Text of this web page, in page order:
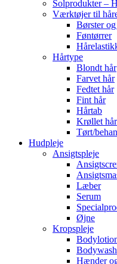
Solprodukter –
Værktøjer til
Børster
Føntørrer
Hårtype
Blondt hår
Farvet hår
Fedtet hår
Fint hår
Hårtab
Krøllet hår
Tørt/
Hudpleje
Ansigtspleje
Læber
Serum
Øjne
Kropspleje
Bodywash
Hænder